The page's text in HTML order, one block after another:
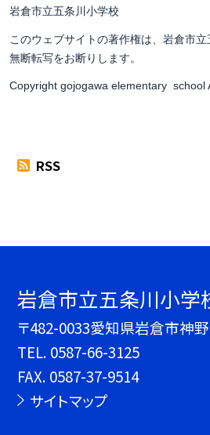
岩倉市立五条川小学校
このウェブサイトの著作権は、岩倉市立
無断転写をお断りします。
Copyright gojogawa elementary school
RSS
岩倉市立五条川小学
〒482-0033愛知県岩倉市神
TEL. 0587-66-3125
FAX. 0587-37-9514
サイトマップ